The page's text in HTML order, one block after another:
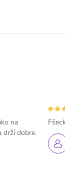
na
drží dobre.